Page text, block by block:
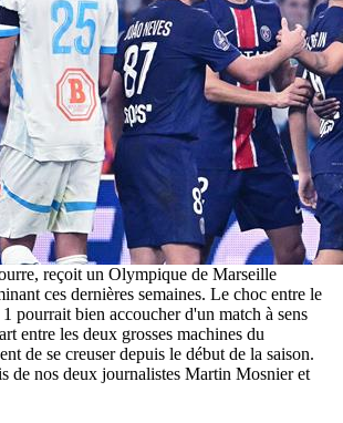
reçoit un Olympique de Marseille
ces dernières semaines. Le choc entre le
pourrait bien accoucher d'un match à sens
entre les deux grosses machines du
de se creuser depuis le début de la saison.
de nos deux journalistes Martin Mosnier et